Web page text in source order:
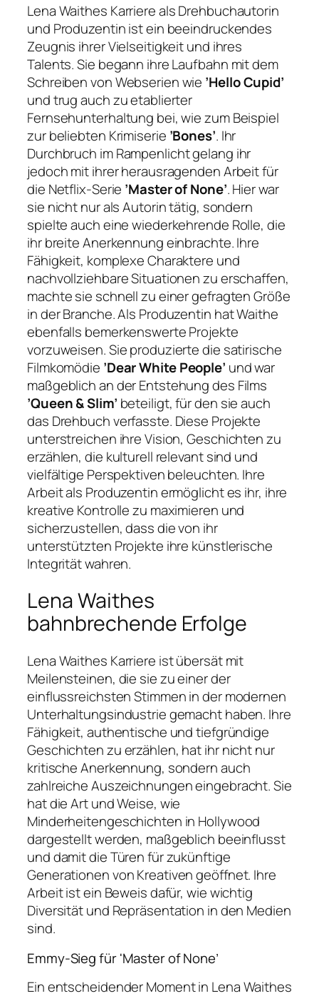
Lena Waithes Karriere als Drehbuchautorin
und Produzentin ist ein beeindruckendes
Zeugnis ihrer Vielseitigkeit und ihres
Talents. Sie begann ihre Laufbahn mit dem
Schreiben von Webserien wie ’Hello Cupid’
und trug auch zu etablierter
Fernsehunterhaltung bei, wie zum Beispiel
zur beliebten Krimiserie ’Bones’. Ihr
Durchbruch im Rampenlicht gelang ihr
jedoch mit ihrer herausragenden Arbeit für
die Netflix-Serie ’Master of None’. Hier war
sie nicht nur als Autorin tätig, sondern
spielte auch eine wiederkehrende Rolle, die
ihr breite Anerkennung einbrachte. Ihre
Fähigkeit, komplexe Charaktere und
nachvollziehbare Situationen zu erschaffen,
machte sie schnell zu einer gefragten Größe
in der Branche. Als Produzentin hat Waithe
ebenfalls bemerkenswerte Projekte
vorzuweisen. Sie produzierte die satirische
Filmkomödie ’Dear White People’ und war
maßgeblich an der Entstehung des Films
’Queen & Slim’ beteiligt, für den sie auch
das Drehbuch verfasste. Diese Projekte
unterstreichen ihre Vision, Geschichten zu
erzählen, die kulturell relevant sind und
vielfältige Perspektiven beleuchten. Ihre
Arbeit als Produzentin ermöglicht es ihr, ihre
kreative Kontrolle zu maximieren und
sicherzustellen, dass die von ihr
unterstützten Projekte ihre künstlerische
Integrität wahren.
Lena Waithes
bahnbrechende Erfolge
Lena Waithes Karriere ist übersät mit
Meilensteinen, die sie zu einer der
einflussreichsten Stimmen in der modernen
Unterhaltungsindustrie gemacht haben. Ihre
Fähigkeit, authentische und tiefgründige
Geschichten zu erzählen, hat ihr nicht nur
kritische Anerkennung, sondern auch
zahlreiche Auszeichnungen eingebracht. Sie
hat die Art und Weise, wie
Minderheitengeschichten in Hollywood
dargestellt werden, maßgeblich beeinflusst
und damit die Türen für zukünftige
Generationen von Kreativen geöffnet. Ihre
Arbeit ist ein Beweis dafür, wie wichtig
Diversität und Repräsentation in den Medien
sind.
Emmy-Sieg für 'Master of None’
Ein entscheidender Moment in Lena Waithes